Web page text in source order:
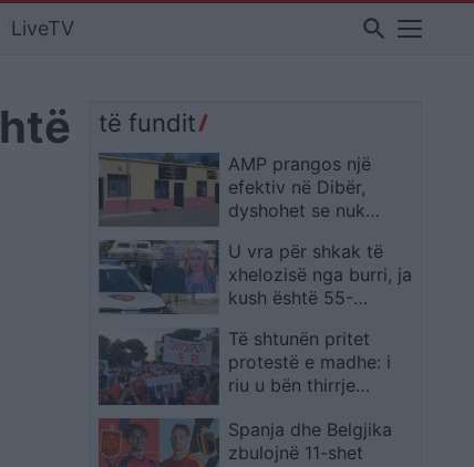
LiveTV search
të fundit
AMP prangos një
efektiv në Dibër,
dyshohet se nuk
një personi nga
“arresti shtëpiak”
U vra për shkak të
xhelozisë nga burri, ja
kush është 55-
për vdekje në portën
e banesës së saj në
Shkodër
Të shtunën pritet
protestë e madhe: i
riu u bën thirrje
diasporës, duke
theksuar dorëheqjen e
Spanja dhe Belgjika
zbulojnë 11-shet